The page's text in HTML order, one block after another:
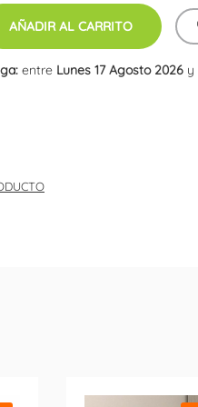
AÑADIR AL CARRITO
entre Lunes 17 Agosto 2026 y